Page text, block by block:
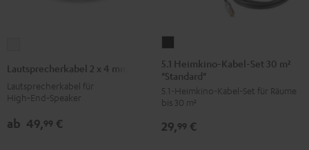
4
Weiß
Lautsprecherkabel 2 x 4 mm²
Lautsprecherkabel für
High‑End‑Speaker
ab 49,99 €
Heimkino-
Kabel-
Set
30
m²
5.1 Heimkino-Kabel-Set 30 m²
"Standard"
5.1-Heimkino-Kabel-Set für Räume
bis 30 m²
29,99 €